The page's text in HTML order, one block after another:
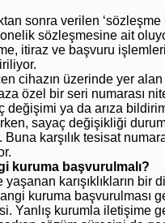
sonra verilen ‘sözleşme
sözleşmesine ait
itiraz ve başvuru
cihazın üzerinde yer alan
özel bir seri numarası
değişimi ya da arıza
sayaç değişikliği
karşılık tesisat
kuruma başvurulmalı?
karışıklıkların bir
kuruma başvurulması
Yanlış kurumla iletişime